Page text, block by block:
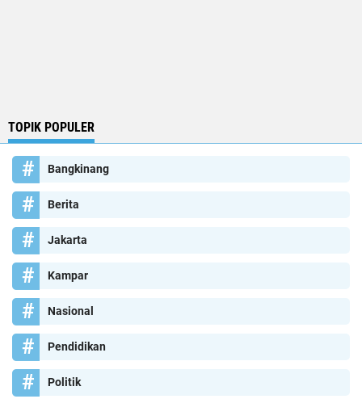
TOPIK POPULER
Bangkinang
Berita
Jakarta
Kampar
Nasional
Pendidikan
Politik